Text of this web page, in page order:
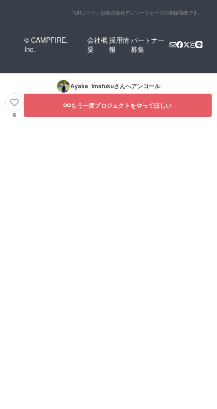
「QRコード」は株式会社デンソーウェーブの登録商標です。
© CAMPFIRE,
Inc.
会社概
要
採用情
報
パートナー
募集
Ayaka_Imafukuさんへアンコール
6
もう一度プロジェクトをやってほしい